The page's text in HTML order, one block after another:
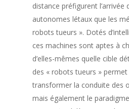
distance préfigurent l’arrivée
autonomes létaux que les
robots tueurs ». Dotés
ces machines sont aptes à
d’elles-mêmes quelle cible
des « robots tueurs »
transformer la conduite des
mais également le